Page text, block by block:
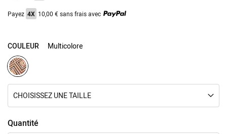
Payez 4X 10,00 € sans frais avec
COULEUR Multicolore
CHOISISSEZ UNE TAILLE
Quantité